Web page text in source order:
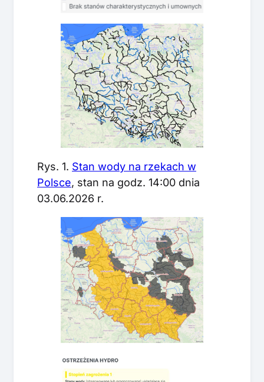
Rys. 1. Stan wody na rzekach w
Polsce, stan na godz. 14:00 dnia
03.06.2026 r.